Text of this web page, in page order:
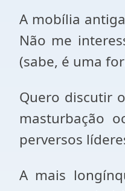
A mobília
Não me
(sabe, é uma
Quero discutir
masturbação
perversos
A mais